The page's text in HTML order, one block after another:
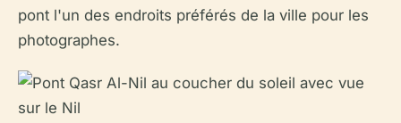
pont l'un des endroits préférés de la ville pour les
photographes.